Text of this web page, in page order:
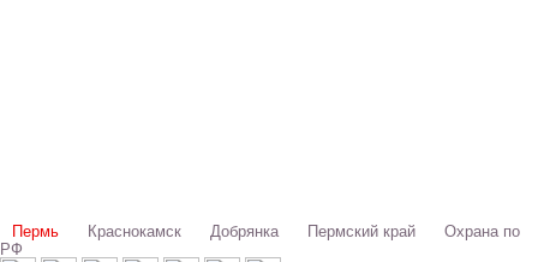
Пермь Краснокамск Добрянка Пермский край Охрана по
РФ